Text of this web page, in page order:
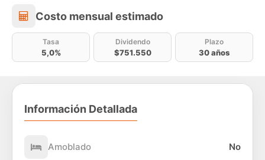
Costo mensual estimado
Costo mensual estimado
Tasa
5,0%
Dividendo
$751.550
Plazo
30 años
Información Detallada
Amoblado No